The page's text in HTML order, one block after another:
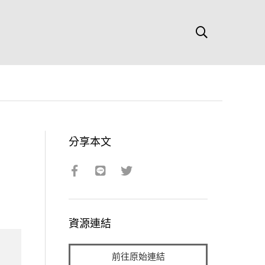
分享本文
資源連結
前往原始連結